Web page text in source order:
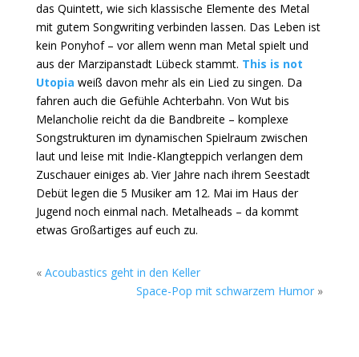
das Quintett, wie sich klassische Elemente des Metal
mit gutem Songwriting verbinden lassen. Das Leben ist
kein Ponyhof – vor allem wenn man Metal spielt und
aus der Marzipanstadt Lübeck stammt. This is not
Utopia weiß davon mehr als ein Lied zu singen. Da
fahren auch die Gefühle Achterbahn. Von Wut bis
Melancholie reicht da die Bandbreite – komplexe
Songstrukturen im dynamischen Spielraum zwischen
laut und leise mit Indie-Klangteppich verlangen dem
Zuschauer einiges ab. Vier Jahre nach ihrem Seestadt
Debüt legen die 5 Musiker am 12. Mai im Haus der
Jugend noch einmal nach. Metalheads – da kommt
etwas Großartiges auf euch zu.
« Acoubastics geht in den Keller
Space-Pop mit schwarzem Humor »